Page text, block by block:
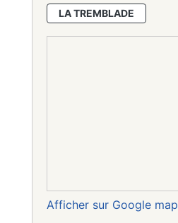
LA TREMBLADE
Afficher sur Google map